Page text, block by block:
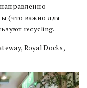
(что важно для
recycling.
Royal Docks,